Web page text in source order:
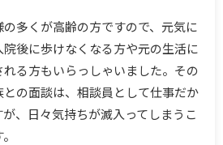
多くが高齢の方ですので、元気に
後に歩けなくなる方や元の生活に
る方もいらっしゃいました。その
の面談は、相談員として仕事だか
、日々気持ちが滅入ってしまうこ